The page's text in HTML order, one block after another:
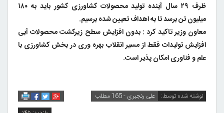
ظرف ۲۹ سال آینده تولید محصولات کشاورزی کشور باید به ۱۸۰
میلیون تن برسد تا به اهداف تعیین شده برسیم.
معاون وزیر تاکید کرد : بدون افزایش سطح زیرکشت محصولات آبی
افزایش تولیدات فقط از مسیر انقلاب بهره وری در بخش کشاورزی با
علم و فناوری امکان پذیر است.
نوشته شده توسط:
علی رنجبری - 165 مطلب